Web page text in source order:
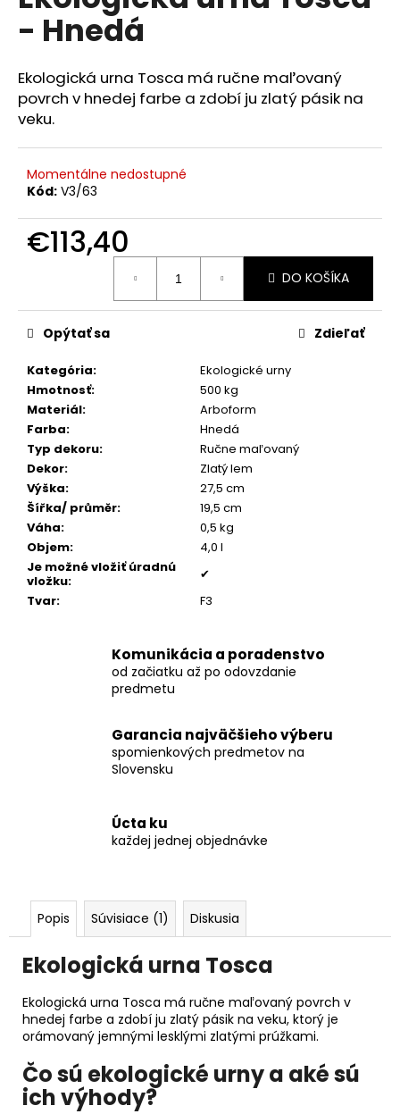
z
hviezdičiek.
- Hnedá
Ekologická urna Tosca má ručne maľovaný
povrch v hnedej farbe a zdobí ju zlatý pásik na
veku.
Momentálne nedostupné
Kód: V3/63
€113,40
DO KOŠÍKA
Kategória:
Ekologické urny
Hmotnosť:
500 kg
Materiál:
Arboform
Farba:
Hnedá
Typ dekoru:
Ručne maľovaný
Dekor:
Zlatý lem
Výška:
27,5 cm
Šířka/ průměr:
19,5 cm
Váha:
0,5 kg
Objem:
4,0 l
Je možné vložiť úradnú
vložku:
✔
Tvar: F3
Opýtať sa Zdieľať
Komunikácia a poradenstvo
od začiatku až po odovzdanie
predmetu
Garancia najväčšieho výberu
spomienkových predmetov na
Slovensku
Úcta ku
každej jednej objednávke
Popis Súvisiace (1) Diskusia
Ekologická urna Tosca
Ekologická urna Tosca má ručne maľovaný povrch v
hnedej farbe a zdobí ju zlatý pásik na veku, ktorý je
orámovaný jemnými lesklými zlatými prúžkami.
Čo sú ekologické urny a aké sú
ich výhody?
á
s
ť
?
d
p
o
ú
č
a
m
e
OVÁLIK
SO
ZIRKÓNMI
€159